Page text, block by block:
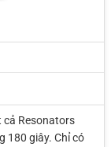
cả Resonators
180 giây. Chỉ có